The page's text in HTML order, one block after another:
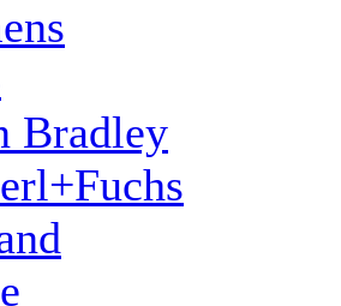
Bradley